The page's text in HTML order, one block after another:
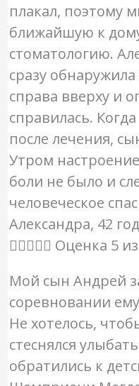
плакал, поэтому
ближайшую к
стоматологию.
сразу
справа вверху и
справилась.
после лечения,
Утром
боли не было и
человеческое
Александра, 42
 Оценка 5
Мой сын Андрей
соревновании
Не хотелось,
стеснялся
обратились к